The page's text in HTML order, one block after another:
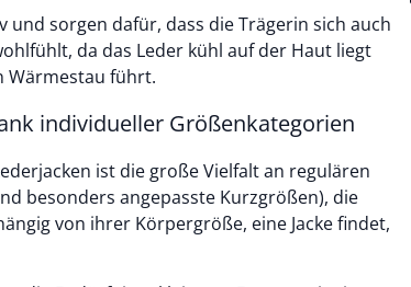
und sorgen dafür, dass die Trägerin sich auch
da das Leder kühl auf der Haut liegt
Wärmestau führt.
individueller Größenkategorien
ist die große Vielfalt an regulären
besonders angepasste Kurzgrößen), die
von ihrer Körpergröße, eine Jacke findet,